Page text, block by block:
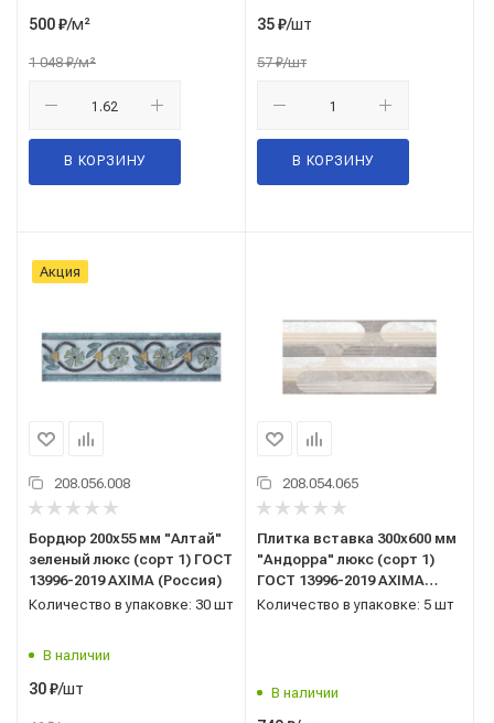
500₽/м²
1 048₽/м²
В КОРЗИНУ
35₽/шт
57₽/шт
В КОРЗИНУ
Акция
208.056.008
Бордюр 200x55 мм "Алтай"
зеленый люкс (сорт 1) ГОСТ
13996-2019 AXIMA (Россия)
Количество в упаковке: 30 шт
В наличии
30₽/шт
208.054.065
Плитка вставка 300x600 мм
"Андорра" люкс (сорт 1)
ГОСТ 13996-2019 AXIMA
(Россия)
Количество в упаковке: 5 шт
В наличии